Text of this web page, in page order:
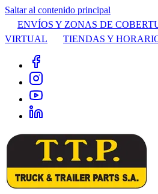
Saltar al contenido principal
ENVÍOS Y ZONAS DE
VIRTUAL
TIENDAS Y